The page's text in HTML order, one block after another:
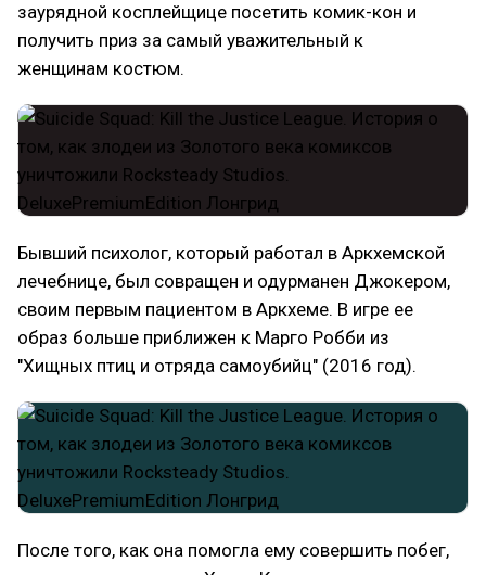
заурядной косплейщице посетить комик-кон и
получить приз за самый уважительный к
женщинам костюм.
Бывший психолог, который работал в Аркхемской
лечебнице, был совращен и одурманен Джокером,
своим первым пациентом в Аркхеме. В игре ее
образ больше приближен к Марго Робби из
"Хищных птиц и отряда самоубийц" (2016 год).
После того, как она помогла ему совершить побег,